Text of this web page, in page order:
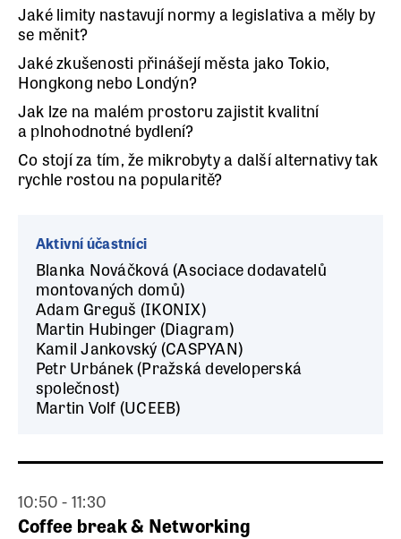
Jaké limity nastavují normy a legislativa a měly by
se měnit?
Jaké zkušenosti přinášejí města jako Tokio,
Hongkong nebo Londýn?
Jak lze na malém prostoru zajistit kvalitní
a plnohodnotné bydlení?
Co stojí za tím, že mikrobyty a další alternativy tak
rychle rostou na popularitě?
Aktivní účastníci
Blanka Nováčková (Asociace dodavatelů
montovaných domů)
Adam Greguš (IKONIX)
Martin Hubinger (Diagram)
Kamil Jankovský (CASPYAN)
Petr Urbánek (Pražská developerská
společnost)
Martin Volf (UCEEB)
10:50 - 11:30
Coffee break & Networking